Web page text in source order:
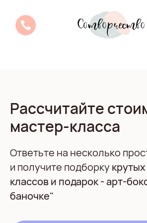
Рассчитайте
мастер-класса
Ответьте на несколько
и получите подборку
классов и подарок - арт-
баночке"